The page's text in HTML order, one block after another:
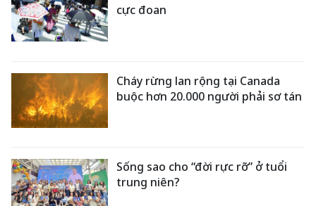
cực đoan
Cháy rừng lan rộng tại Canada
buộc hơn 20.000 người phải sơ tán
Sống sao cho “đời rực rỡ” ở tuổi
trung niên?